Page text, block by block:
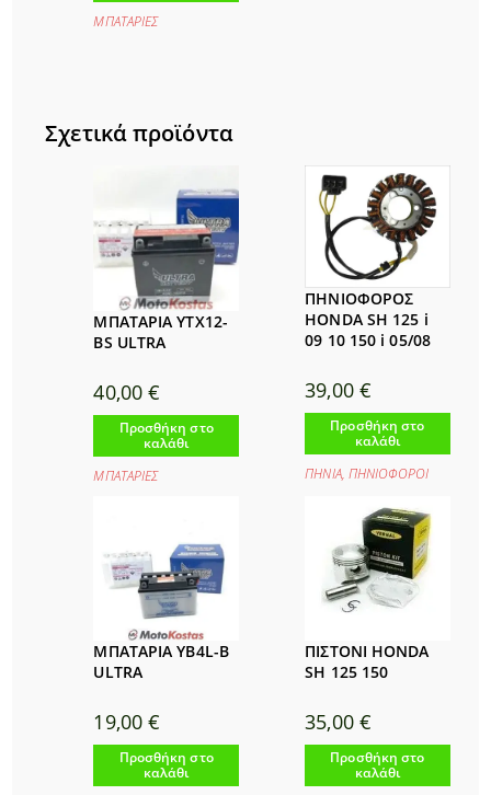
ΜΠΑΤΑΡΙΕΣ
Σχετικά προϊόντα
ΜΠΑΤΑΡΙΑ YTX12-
BS ULTRA
40,00€
Προσθήκη στο
καλάθι
ΜΠΑΤΑΡΙΕΣ
ΠΗΝΙΟΦΟΡΟΣ
HONDA SH 125 i
09 10 150 i 05/08
39,00 €
Προσθήκη στο
καλάθι
ΠΗΝΙΑ, ΠΗΝΙΟΦΟΡΟΙ
ΜΠΑΤΑΡΙΑ YB4L-B
ULTRA
19,00€
Προσθήκη στο
καλάθι
ΠΙΣΤΟΝΙ HONDA
SH 125 150
35,00 €
Προσθήκη στο
καλάθι